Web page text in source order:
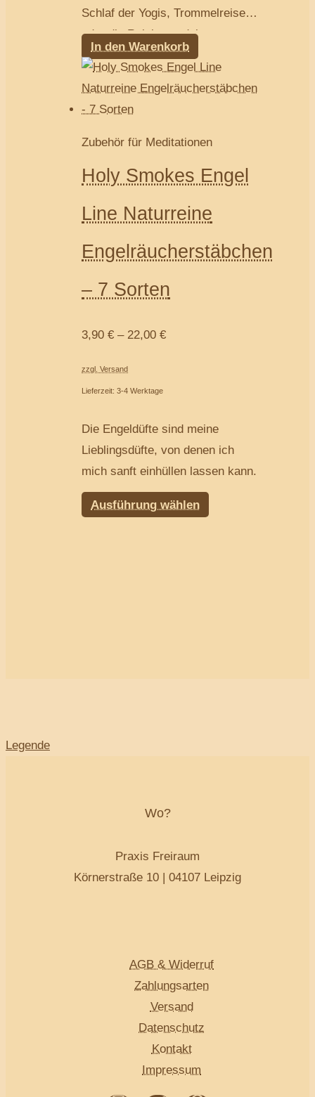
Schlaf der Yogis, Trommelreisen
oder die Reinigung deines
Energiekörpers. Ganz nach
deinem Bedürfnis.
In den Warenkorb
Zubehör für Meditationen
Holy Smokes Engel
Line Naturreine
Engelräucherstäbchen
– 7 Sorten
3,90€ – 22,00€
zzgl. Versand
Lieferzeit: 3-4 Werktage
Die Engeldüfte sind meine
Lieblingsdüfte, von denen ich
mich sanft einhüllen lassen kann.
Ausführung wählen
Legende
Wo?
Praxis Freiraum
Körnerstraße 10 | 04107 Leipzig
AGB & Widerruf
Zahlungsarten
Versand
Datenschutz
Kontakt
Impressum